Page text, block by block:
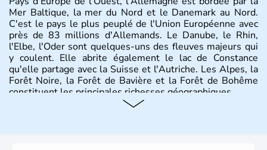
Mer Baltique, la mer du Nord et le Danemark au Nord.
C'est le pays le plus peuplé de l'Union Européenne avec
près de 83 millions d'Allemands. Le Danube, le Rhin,
l'Elbe, l'Oder sont quelques-uns des fleuves majeurs qui
y coulent. Elle abrite également le lac de Constance
qu'elle partage avec la Suisse et l'Autriche. Les Alpes, la
Forêt Noire, la Forêt de Bavière et la Forêt de Bohême
constituent les principales richesses géographiques.